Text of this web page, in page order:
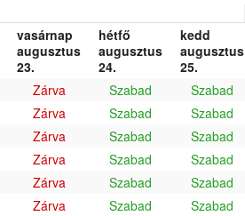
vasárnap
augusztus
23.
hétfő
augusztus
24.
kedd
augusztus
25.
Zárva Szabad
Szabad
Zárva Szabad
Szabad
Zárva Szabad
Szabad
Zárva Szabad
Szabad
Zárva Szabad
Szabad
Zárva Szabad
Szabad